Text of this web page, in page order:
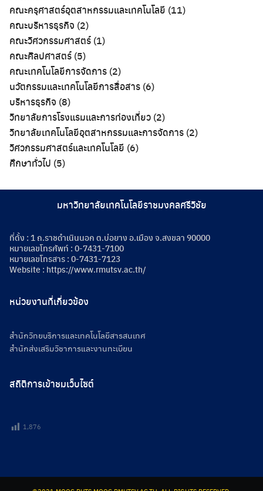
คณะครุศาสตร์อุตสาหกรรมและเทคโนโลยี (11)
คณะบริหารธุรกิจ (2)
คณะวิศวกรรมศาสตร์ (1)
คณะศิลปศาสตร์ (5)
คณะเทคโนโลยีการจัดการ (2)
นวัตกรรมและเทคโนโลยีการสื่อสาร (6)
บริหารธุรกิจ (8)
วิทยาลัยการโรงแรมและการท่องเที่ยว (2)
วิทยาลัยเทคโนโลยีอุตสาหกรรมและการจัดการ (2)
วิศวกรรมศาสตร์และเทคโนโลยี (6)
ศึกษาทั่วไป (5)
มหาวิทยาลัยเทคโนโลยีราชมงคลศรีวิชัย
ที่ตั้ง : 1 ถ.ราชดำเนินนอก ต.บ่อยาง อ.เมือง จ.สงขลา 90000
หมายเลขโทรศัพท์ : 0-7431-7100
หมายเลขโทรสาร : 0-7431-7123
Website : https://www.rmutsv.ac.th/
หน่วยงานที่เกี่ยวข้อง
สำนักวิทยบริการและเทคโนโลยีสารสนเทศ
สำนักส่งเสริมวิชาการและงานทะเบียน
สถิติการเข้าชมเว็บไซต์
1,876